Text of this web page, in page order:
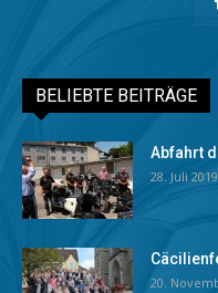
BELIEBTE BEITRÄGE
Abfahrt
28. Juli 2019
20.